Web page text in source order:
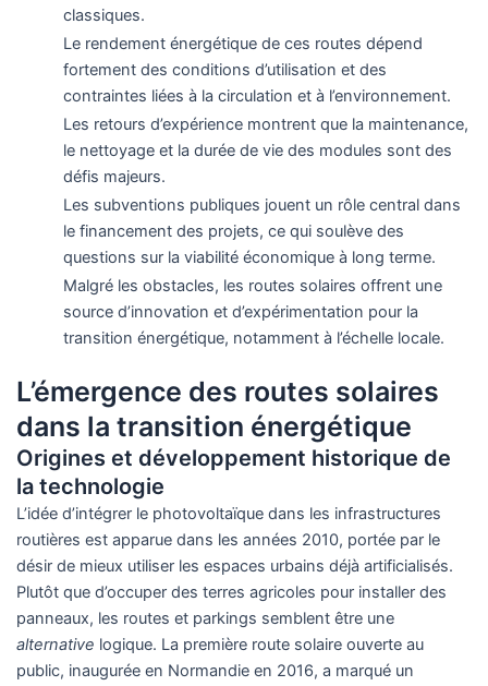
classiques.
Le rendement énergétique de ces routes dépend
fortement des conditions d’utilisation et des
contraintes liées à la circulation et à l’environnement.
Les retours d’expérience montrent que la maintenance,
le nettoyage et la durée de vie des modules sont des
défis majeurs.
Les subventions publiques jouent un rôle central dans
le financement des projets, ce qui soulève des
questions sur la viabilité économique à long terme.
Malgré les obstacles, les routes solaires offrent une
source d’innovation et d’expérimentation pour la
transition énergétique, notamment à l’échelle locale.
L’émergence des routes solaires
dans la transition énergétique
Origines et développement historique de
la technologie
L’idée d’intégrer le photovoltaïque dans les infrastructures
routières est apparue dans les années 2010, portée par le
désir de mieux utiliser les espaces urbains déjà artificialisés.
Plutôt que d’occuper des terres agricoles pour installer des
panneaux, les routes et parkings semblent être une
alternative logique. La première route solaire ouverte au
public, inaugurée en Normandie en 2016, a marqué un